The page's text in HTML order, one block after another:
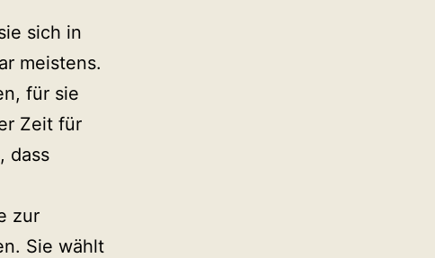
sich in
meistens.
für sie
Zeit für
dass
zur
Sie wählt